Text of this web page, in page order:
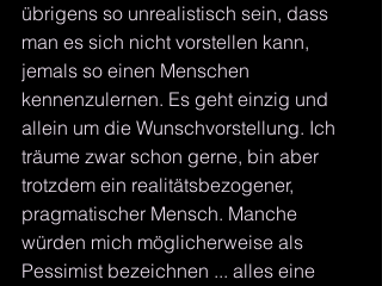
übrigens so unrealistisch sein, dass
man es sich nicht vorstellen kann,
jemals so einen Menschen
kennenzulernen. Es geht einzig und
allein um die Wunschvorstellung. Ich
träume zwar schon gerne, bin aber
trotzdem ein realitätsbezogener,
pragmatischer Mensch. Manche
würden mich möglicherweise als
Pessimist bezeichnen ... alles eine